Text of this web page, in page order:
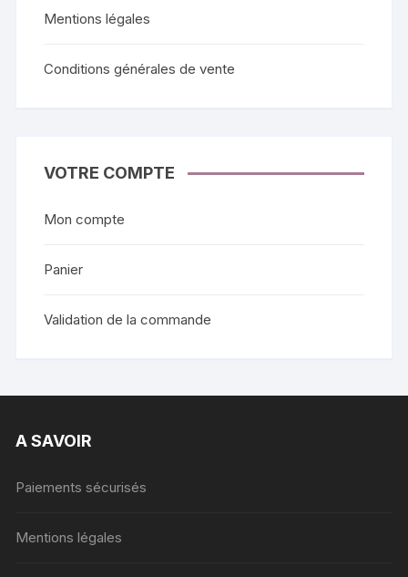
Mentions légales
Conditions générales de vente
VOTRE COMPTE
Mon compte
Panier
Validation de la commande
A SAVOIR
Paiements sécurisés
Mentions légales